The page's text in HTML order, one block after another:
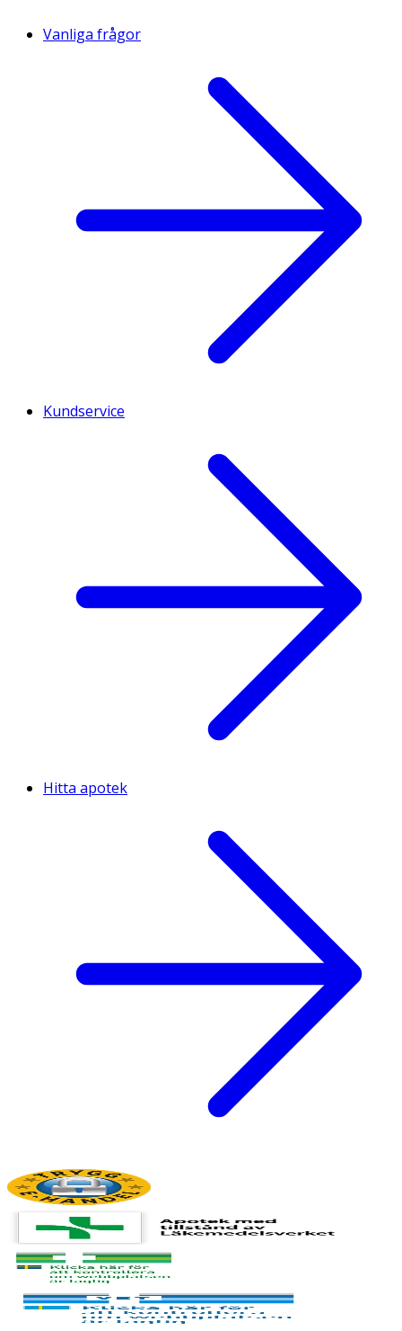
Vanliga frågor
Kundservice
Hitta apotek